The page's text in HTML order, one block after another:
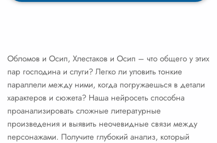
Обломов и Осип, Хлестаков и Осип – что общего у этих
пар господина и слуги? Легко ли уловить тонкие
параллели между ними, когда погружаешься в детали
характеров и сюжета? Наша нейросеть способна
проанализировать сложные литературные
произведения и выявить неочевидные связи между
персонажами. Получите глубокий анализ, который